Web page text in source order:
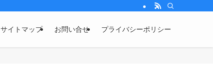
サイトマップ お問い合せ プライバシーポリシー